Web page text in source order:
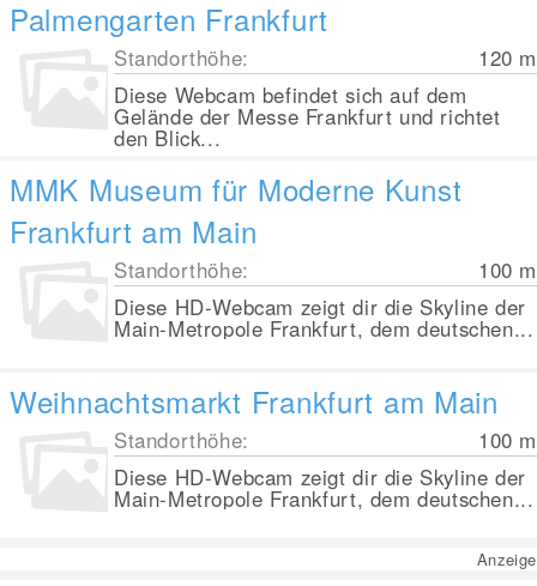
Palmengarten Frankfurt
Standorthöhe: 120 m
Diese Webcam befindet sich auf dem
Gelände der Messe Frankfurt und richtet
den Blick...
MMK Museum für Moderne Kunst
Frankfurt am Main
Standorthöhe: 100 m
Diese HD-Webcam zeigt dir die Skyline der
Main-Metropole Frankfurt, dem deutschen...
Weihnachtsmarkt Frankfurt am Main
Standorthöhe: 100 m
Diese HD-Webcam zeigt dir die Skyline der
Main-Metropole Frankfurt, dem deutschen...
Anzeige